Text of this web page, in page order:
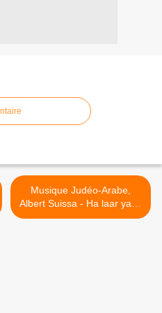
Musique Judéo-Arabe,
Albert Suissa - Ha laar ya el
attar >